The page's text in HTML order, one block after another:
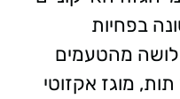
בפחיות
בשלושה מהטעמים
מוגז אקזוטי